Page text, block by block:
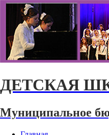
ДЕТСКАЯ
Муниципальное